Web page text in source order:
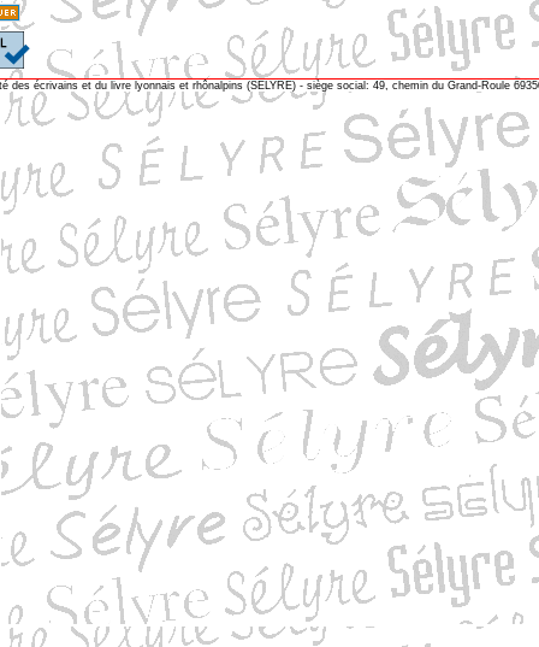
des écrivains et du livre lyonnais et rhônalpins (SELYRE) - siège social: 49, chemin du Grand-Roule